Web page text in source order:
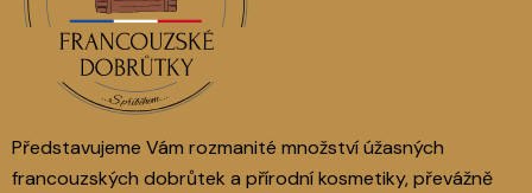
Představujeme Vám rozmanité množství úžasných
francouzských dobrůtek a přírodní kosmetiky, převážně